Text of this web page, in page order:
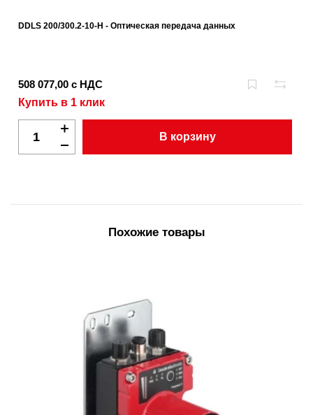
DDLS 200/300.2-10-H - Оптическая передача данных
508 077,00 с НДС
Купить в 1 клик
В корзину
Похожие товары